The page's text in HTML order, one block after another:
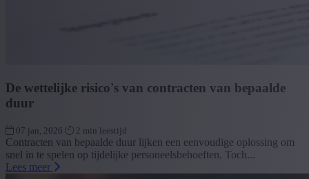
De wettelijke risico's van contracten van bepaalde
duur
07 jan, 2026 2 min leestijd
Contracten van bepaalde duur lijken een eenvoudige oplossing om
snel in te spelen op tijdelijke personeelsbehoeften. Toch...
Lees meer